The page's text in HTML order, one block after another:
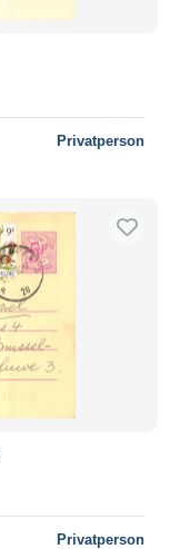
Privatperson
Privatperson